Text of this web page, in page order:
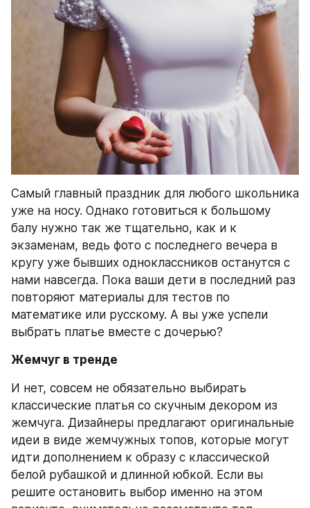
Самый главный праздник для любого школьника
уже на носу. Однако готовиться к большому
балу нужно так же тщательно, как и к
экзаменам, ведь фото с последнего вечера в
кругу уже бывших одноклассников останутся с
нами навсегда. Пока ваши дети в последний раз
повторяют материалы для тестов по
математике или русскому. А вы уже успели
выбрать платье вместе с дочерью?
Жемчуг в тренде
И нет, совсем не обязательно выбирать
классические платья со скучным декором из
жемчуга. Дизайнеры предлагают оригинальные
идеи в виде жемчужных топов, которые могут
идти дополнением к образу с классической
белой рубашкой и длинной юбкой. Если вы
решите остановить выбор именно на этом